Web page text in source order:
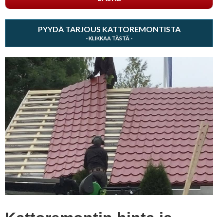
PYYDÄ TARJOUS KATTOREMONTISTA